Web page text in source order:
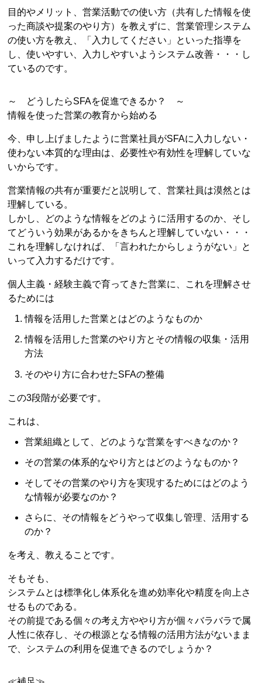
目的やメリット、営業活動での使い方（共有した情報を使
った商談や提案のやり方）を教えずに、営業管理システム
の使い方を教え、「入力してください」といった指導を
し、使いやすい、入力しやすいようシステム改善・・・し
ているのです。
～ どうしたらSFAを促進できるか？ ～
情報を使った営業の教育から始める
今、申し上げましたように営業社員がSFAに入力しない・
使わない本質的な理由は、必要性や有効性を理解していな
いからです。
営業情報の共有が重要だと説明して、営業社員は漠然とは
理解している。
しかし、どのような情報をどのように活用するのか、そし
てどういう効果があるかをきちんと理解していない・・・
これを理解しなければ、「言われたからしょうがない」と
いって入力するだけです。
個人主義・経験主義で育ってきた営業に、これを理解させ
るためには
情報を活用した営業とはどのようなものか
情報を活用した営業のやり方とその情報の収集・活用
方法
そのやり方に合わせたSFAの整備
この3段階が必要です。
これは、
営業組織として、どのような営業をすべきなのか？
その営業の体系的なやり方とはどのようなものか？
そしてその営業のやり方を実現するためにはどのよう
な情報が必要なのか？
さらに、その情報をどうやって収集し管理、活用する
のか？
を考え、教えることです。
そもそも、
システムとは標準化し体系化を進め効率化や精度を向上さ
せるものである。
その前提である個々の考え方ややり方が個々バラバラで属
人性に依存し、その根源となる情報の活用方法がないまま
で、システムの利用を促進できるのでしょうか？